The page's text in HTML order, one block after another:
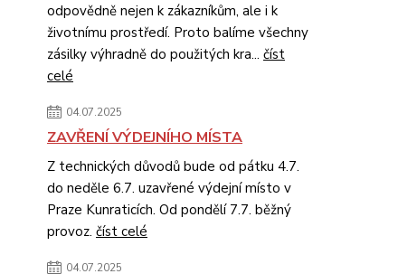
odpovědně nejen k zákazníkům, ale i k
životnímu prostředí. Proto balíme všechny
zásilky výhradně do použitých kra... číst
celé
04.07.2025
ZAVŘENÍ VÝDEJNÍHO MÍSTA
Z technických důvodů bude od pátku 4.7.
do neděle 6.7. uzavřené výdejní místo v
Praze Kunraticích. Od pondělí 7.7. běžný
provoz. číst celé
04.07.2025